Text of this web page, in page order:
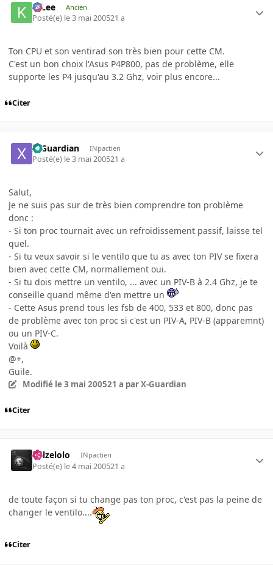
K-Lee Ancien
Posté(e) le 3 mai 200521 a
Ton CPU et son ventirad son très bien pour cette CM.
C'est un bon choix l'Asus P4P800, pas de problème, elle
supporte les P4 jusqu'au 3.2 Ghz, voir plus encore...
Citer
X-Guardian INpactien
Posté(e) le 3 mai 200521 a
Salut,
Je ne suis pas sur de très bien comprendre ton problème
donc :
- Si ton proc tournait avec un refroidissement passif, laisse tel
quel.
- Si tu veux savoir si le ventilo que tu as avec ton PIV se fixera
bien avec cette CM, normallement oui.
- Si tu dois mettre un ventilo, ... avec un PIV-B à 2.4 Ghz, je te
conseille quand même d'en mettre un
- Cette Asus prend tous les fsb de 400, 533 et 800, donc pas
de problème avec ton proc si c'est un PIV-A, PIV-B (apparemnt)
ou un PIV-C.
Voilà
@+,
Guile.
Modifié le 3 mai 200521 a par X-Guardian
Citer
killzelolo INpactien
Posté(e) le 4 mai 200521 a
de toute façon si tu change pas ton proc, c'est pas la peine de
changer le ventilo....
Citer